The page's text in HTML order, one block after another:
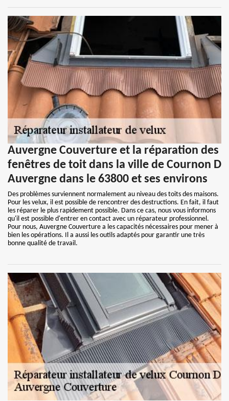
Auvergne Couverture et la réparation des
fenêtres de toit dans la ville de Cournon D
Auvergne dans le 63800 et ses environs
Des problèmes surviennent normalement au niveau des toits des maisons.
Pour les velux, il est possible de rencontrer des destructions. En fait, il faut
les réparer le plus rapidement possible. Dans ce cas, nous vous informons
qu'il est possible d'entrer en contact avec un réparateur professionnel.
Pour nous, Auvergne Couverture a les capacités nécessaires pour mener à
bien les opérations. Il a aussi les outils adaptés pour garantir une très
bonne qualité de travail.